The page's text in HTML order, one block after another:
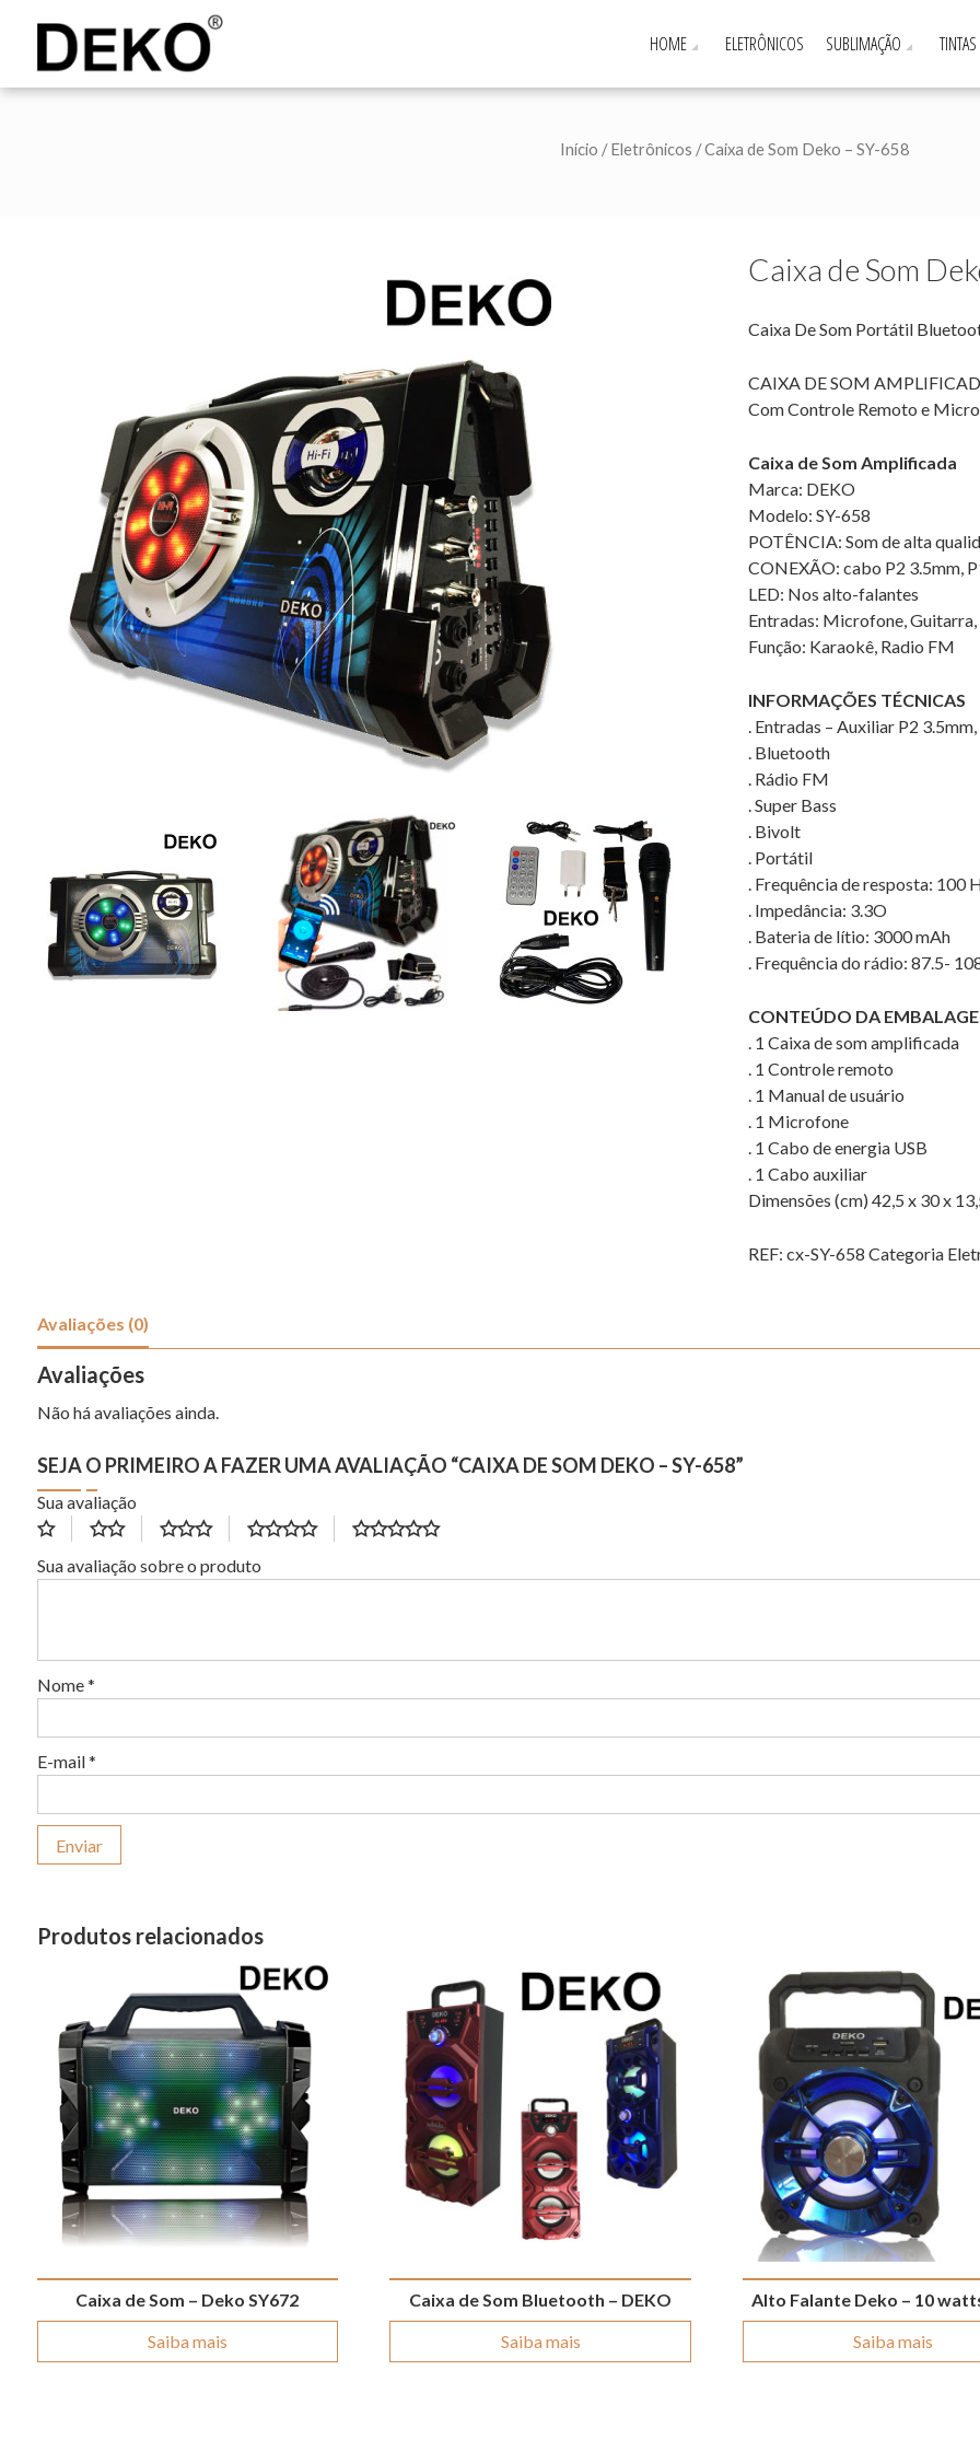
HOME ELETRÔNICOS SUBLIMAÇÃO TINTAS
Início /Eletrônicos / Caixa de Som Deko – SY-658
Caixa de Som
Caixa De Som Portátil
CAIXA DE SOM
Com Controle Remoto e
Caixa de Som Amplificada
Marca: DEKO
Modelo: SY-658
POTÊNCIA: Som de alta
CONEXÃO: cabo P2 3.5mm,
LED: Nos alto-falantes
Entradas: Microfone, Guitarra,
Função: Karaokê, Radio FM
INFORMAÇÕES TÉCNICAS
. Entradas – Auxiliar P2
. Bluetooth
. Rádio FM
. Super Bass
. Bivolt
. Portátil
. Frequência de resposta: 100
. Impedância: 3.3O
. Bateria de lítio: 3000 mAh
. Frequência do rádio: 87.5-
CONTEÚDO DA
. 1 Caixa de som amplificada
. 1 Controle remoto
. 1 Manual de usuário
. 1 Microfone
. 1 Cabo de energia USB
. 1 Cabo auxiliar
Dimensões (cm) 42,5 x 30 x
REF:cx-SY-658 Categoria
Avaliações (0)
Avaliações
Não há avaliações ainda.
SEJA O PRIMEIRO A FAZER UMA AVALIAÇÃO “CAIXA DE SOM DEKO – SY-658”
Sua avaliação
Sua avaliação sobre o produto
Nome*
E-mail*
Produtos relacionados
Caixa de Som – Deko SY672
Saiba mais
Caixa de Som Bluetooth – DEKO
Saiba mais
Alto Falante Deko – 10
Saiba mais